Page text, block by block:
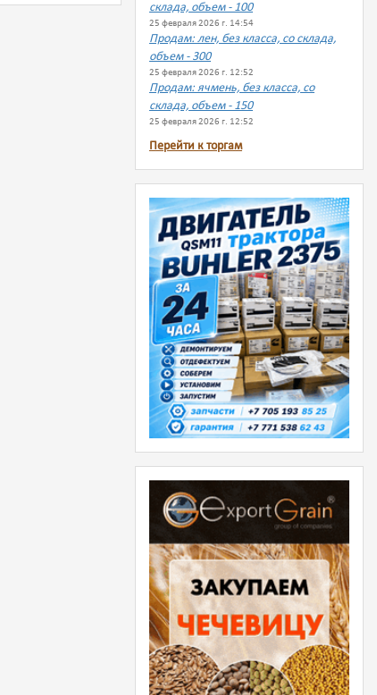
склада, объем - 100
25 февраля 2026 г. 14:54
Продам: лен, без класса, со склада,
объем - 300
25 февраля 2026 г. 12:52
Продам: ячмень, без класса, со
склада, объем - 150
25 февраля 2026 г. 12:52
Перейти к торгам